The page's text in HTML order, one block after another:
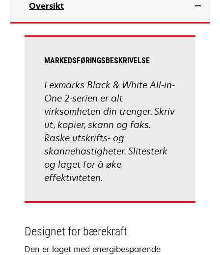
new
Oversikt
MARKEDSFØRINGSBESKRIVELSE
Lexmarks Black & White All-in-
One 2-serien er alt
virksomheten din trenger. Skriv
ut, kopier, skann og faks.
Raske utskrifts- og
skannehastigheter. Slitesterk
og laget for å øke
effektiviteten.
Designet for bærekraft
Den er laget med energibesparende